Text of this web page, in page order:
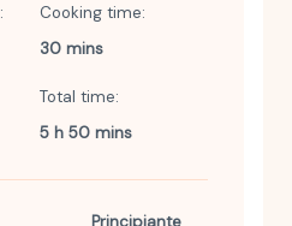
Cooking time
30 mins
Total time
5 h 50 mins
Principiante